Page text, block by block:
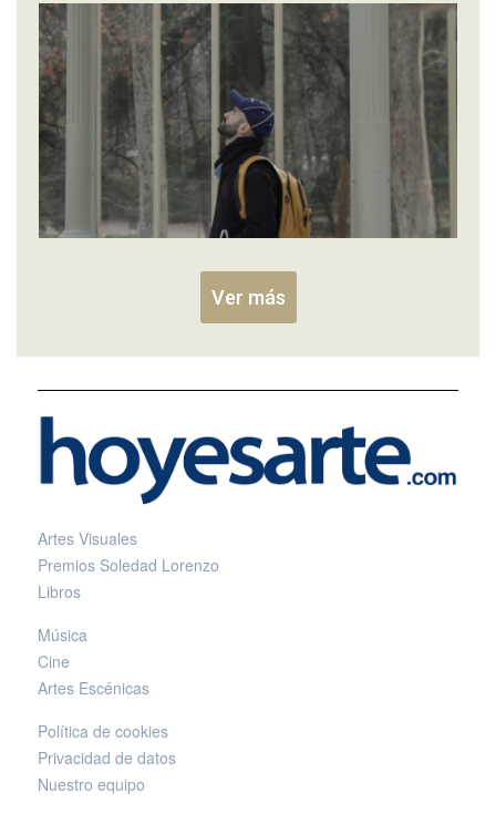
Ver más
Artes Visuales
Premios Soledad Lorenzo
Libros
Música
Cine
Artes Escénicas
Política de cookies
Privacidad de datos
Nuestro equipo